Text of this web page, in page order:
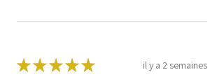
★★★★★ il y a 2 semaines